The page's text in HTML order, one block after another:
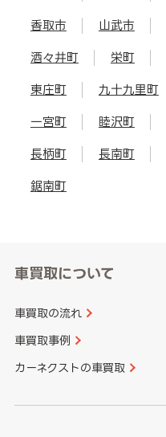
香取市 山武市
酒々井町 栄町
東庄町 九十九里町
一宮町 睦沢町
長柄町 長南町
鋸南町
車買取について
車買取の流れ
車買取事例
カーネクストの車買取